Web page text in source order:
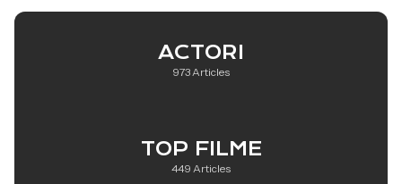
ACTORI
973 Articles
TOP FILME
449 Articles